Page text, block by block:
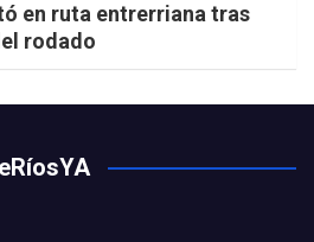
en ruta entrerriana tras
rodado